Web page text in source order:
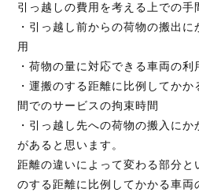
引っ越しの費用を考える上での手
・引っ越し前からの荷物の搬出
用
・荷物の量に対応できる車両の利
・運搬のする距離に比例してか
間でのサービスの拘束時間
・引っ越し先への荷物の搬入に
があると思います。
距離の違いによって変わる部分
のする距離に比例してかかる車両